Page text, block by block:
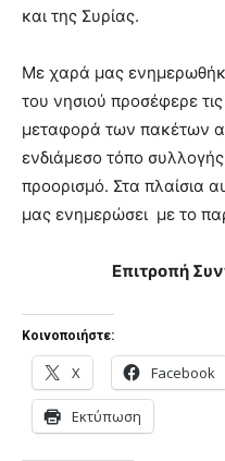
και της Συρίας.
Με χαρά μας
του νησιού προσέφερε
μεταφορά των πακέτων
ενδιάμεσο τόπο συλλογής
προορισμό. Στα πλαίσια
μας ενημερώσει με το
Επιτροπή
Κοινοποιήστε:
X Facebook
Εκτύπωση